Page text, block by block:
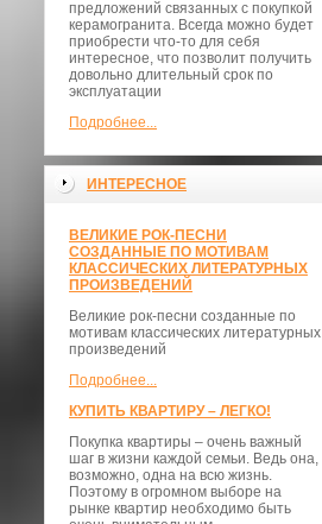
предложений связанных с покупкой
керамогранита. Всегда можно будет
приобрести что-то для себя
интересное, что позволит получить
довольно длительный срок по
эксплуатации
Подробнее...
ИНТЕРЕСНОЕ
ВЕЛИКИЕ РОК-ПЕСНИ
СОЗДАННЫЕ ПО МОТИВАМ
КЛАССИЧЕСКИХ ЛИТЕРАТУРНЫХ
ПРОИЗВЕДЕНИЙ
Великие рок-песни созданные по
мотивам классических литературных
произведений
Подробнее...
КУПИТЬ КВАРТИРУ – ЛЕГКО!
Покупка квартиры – очень важный
шаг в жизни каждой семьи. Ведь она,
возможно, одна на всю жизнь.
Поэтому в огромном выборе на
рынке квартир необходимо быть